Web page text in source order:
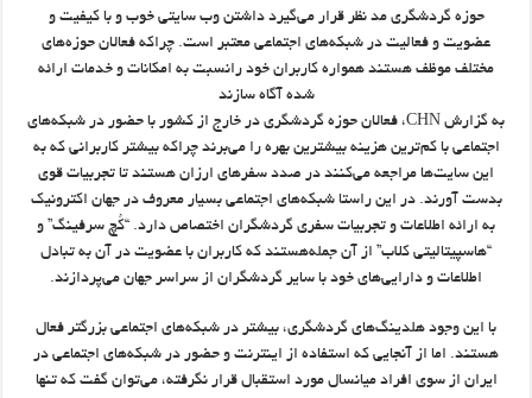
حوزه گردشگری مد نظر قرار می‌گیرد داشتن وب سایتی خوب و با کیفیت و
عضویت و فعالیت در شبکه‌های اجتماعی معتبر است. چراکه فعالان حوزه‌های
مختلف موظف هستند همواره کاربران خود رانسبت به امکانات و خدمات ارائه
شده آگاه سازند
به گزارش CHN، فعالان حوزه گردشگری در خارج از کشور با حضور در شبکه‌های
اجتماعی با کم‌ترین هزینه بیشترین بهره را می‌برند چراکه بیشتر کاربرانی که به
این سایت‌ها مراجعه می‌کنند در صدد سفرهای ارزان هستند تا تجربیات قوی
بدست آورند. در این راستا شبکه‌های اجتماعی بسیار معروف در جهان اکترونیک
به ارائه اطلاعات و تجربیات سفری گردشگران اختصاص دارد. “کُچ سرفینگ” و
“هاسپیتالیتی کلاب” از آن جمله‌هستند که کاربران با عضویت در آن به تبادل
اطلاعات و دارایی‌های خود با سایر گردشگران از سراسر جهان می‌پردازند.
با این وجود هلدینگ‌های گردشگری، بیشتر در شبکه‌های اجتماعی بزرگتر فعال
هستند. اما از آنجایی که استفاده از اینترنت و حضور در شبکه‌های اجتماعی در
ایران از سوی افراد میانسال مورد استقبال قرار نگرفته،‌ می‌توان گفت که تنها